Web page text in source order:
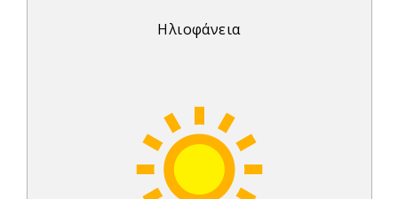
Ηλιοφάνεια